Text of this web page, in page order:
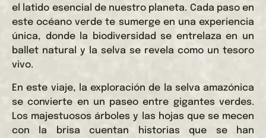
el latido esencial de nuestro planeta. Cada paso en
este océano verde te sumerge en una experiencia
única, donde la biodiversidad se entrelaza en un
ballet natural y la selva se revela como un tesoro
vivo.
En este viaje, la exploración de la selva amazónica
se convierte en un paseo entre gigantes verdes.
Los majestuosos árboles y las hojas que se mecen
con la brisa cuentan historias que se han